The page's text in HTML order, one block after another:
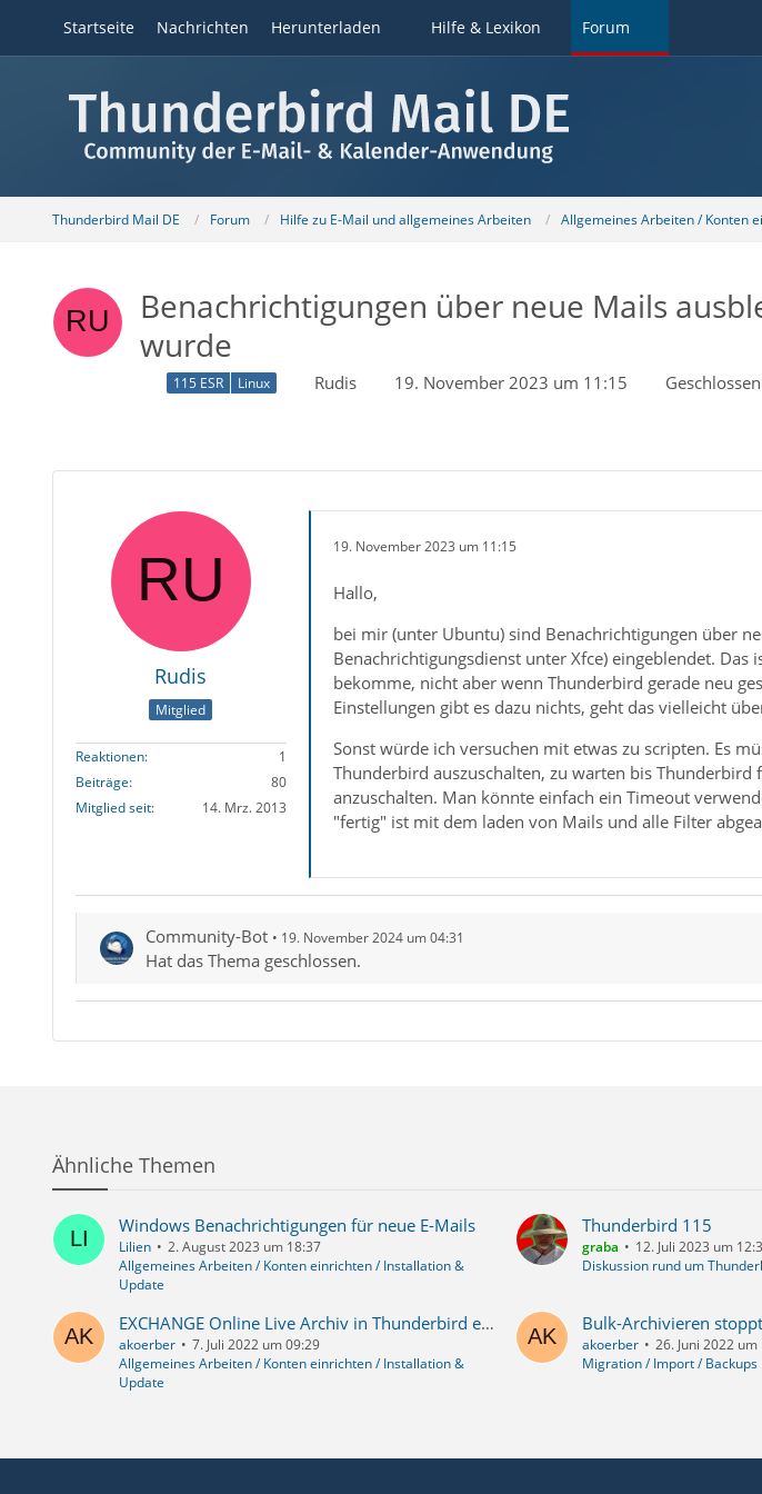
Startseite Nachrichten Herunterladen Hilfe & Lexikon Forum
Thunderbird Mail DE Forum Hilfe zu E-Mail und allgemeines Arbeiten Allgemeines Arbeiten / Konten
Benachrichtigungen über neue Mails
wurde
115 ESR Linux Rudis 19. November 2023 um 11:15 Geschlossen
Rudis
Mitglied
Reaktionen
1
Beiträge
80
Mitglied seit
14. Mrz. 2013
19. November 2023 um 11:15
Hallo,
bei mir (unter Ubuntu) sind Benachrichtigungen über
Benachrichtigungsdienst unter Xfce) eingeblendet.
bekomme, nicht aber wenn Thunderbird gerade neu
Einstellungen gibt es dazu nichts, geht das vielleicht
Sonst würde ich versuchen mit etwas zu scripten. Es
Thunderbird auszuschalten, zu warten bis
anzuschalten. Man könnte einfach ein Timeout
"fertig" ist mit dem laden von Mails und alle Filter
Community-Bot 19. November 2024 um 04:31
Hat das Thema geschlossen.
Ähnliche Themen
Windows Benachrichtigungen für neue E-Mails
Lilien
2. August 2023 um 18:37
Allgemeines Arbeiten / Konten einrichten / Installation &
Update
Thunderbird 115
graba
12. Juli 2023 um
Diskussion rund um
EXCHANGE Online Live Archiv in Thunderbird einbinden wg. Dublettenkontrolle?
akoerber
7. Juli 2022 um 09:29
Allgemeines Arbeiten / Konten einrichten / Installation &
Update
akoerber
26. Juni 2022 um
Migration / Import / Backups